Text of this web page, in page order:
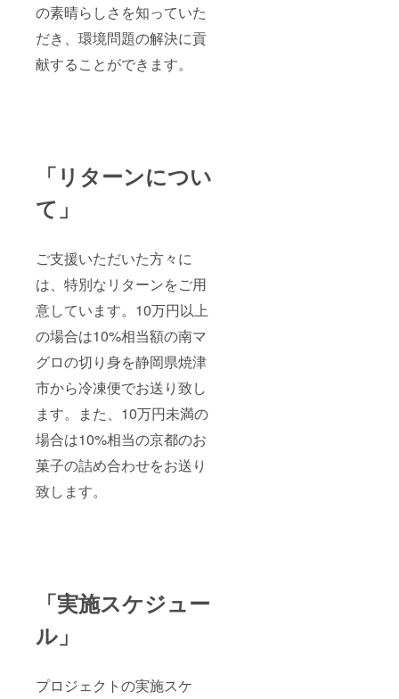
の素晴らしさを知っていた
だき、環境問題の解決に貢
献することができます。
「リターンについ
て」
ご支援いただいた方々に
は、特別なリターンをご用
意しています。10万円以上
の場合は10%相当額の南マ
グロの切り身を静岡県焼津
市から冷凍便でお送り致し
ます。また、10万円未満の
場合は10%相当の京都のお
菓子の詰め合わせをお送り
致します。
「実施スケジュー
ル」
プロジェクトの実施スケ